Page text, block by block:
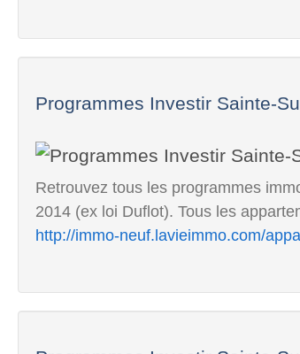
Programmes Investir Sainte-
Retrouvez tous les programmes
2014 (ex loi Duflot). Tous les
http://immo-neuf.lavieimmo.com/